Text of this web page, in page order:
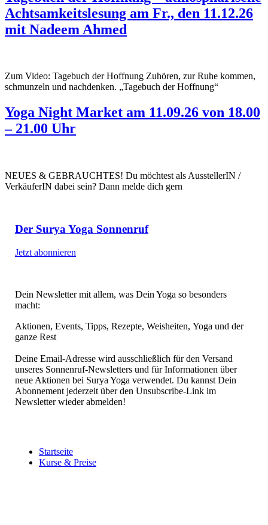
Achtsamkeitslesung am Fr., den 11.12.26
mit Nadeem Ahmed
Zum Video: Tagebuch der Hoffnung Zuhören, zur Ruhe kommen,
schmunzeln und nachdenken. „Tagebuch der Hoffnung“
Yoga Night Market am 11.09.26 von 18.00
– 21.00 Uhr
NEUES & GEBRAUCHTES! Du möchtest als AusstellerIN /
VerkäuferIN dabei sein? Dann melde dich gern
Der Surya Yoga Sonnenruf
Jetzt abonnieren
Dein Newsletter mit allem, was Dein Yoga so besonders
macht:
Aktionen, Events, Tipps, Rezepte, Weisheiten, Yoga und der
ganze Rest
Deine Email-Adresse wird ausschließlich für den Versand
unseres Sonnenruf-Newsletters und für Informationen über
neue Aktionen bei Surya Yoga verwendet. Du kannst Dein
Abonnement jederzeit über den Unsubscribe-Link im
Newsletter wieder abmelden!
Startseite
Kurse & Preise